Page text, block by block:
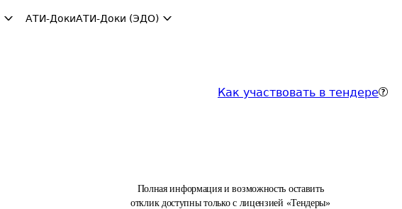
АТИ-ДокиАТИ-Доки (ЭДО)
Как участвовать в тендере
Полная информация и возможность оставить
отклик доступны только с лицензией «Тендеры»